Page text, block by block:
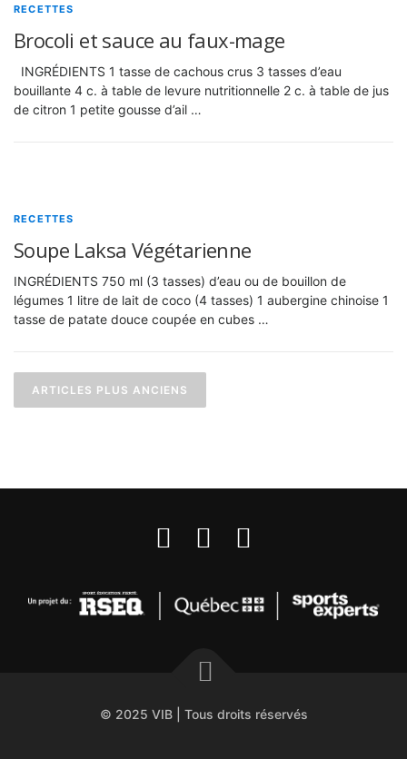
RECETTES
Brocoli et sauce au faux-mage
INGRÉDIENTS 1 tasse de cachous crus 3 tasses d’eau
bouillante 4 c. à table de levure nutritionnelle 2 c. à table de jus
de citron 1 petite gousse d’ail …
RECETTES
Soupe Laksa Végétarienne
INGRÉDIENTS 750 ml (3 tasses) d’eau ou de bouillon de
légumes 1 litre de lait de coco (4 tasses) 1 aubergine chinoise 1
tasse de patate douce coupée en cubes …
Navigation des articles
ARTICLES PLUS ANCIENS
© 2025 VIB | Tous droits réservés